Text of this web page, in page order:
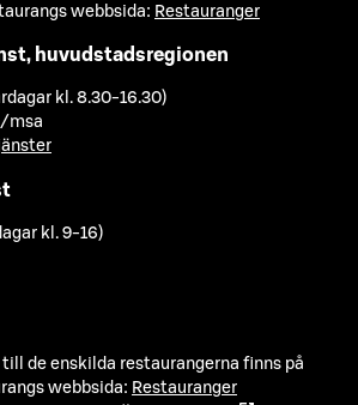
webbsida: Restauranger
huvudstadsregionen
kl. 8.30-16.30)
msa
kl. 9-16)
till de enskilda restaurangerna finns på
webbsida: Restauranger